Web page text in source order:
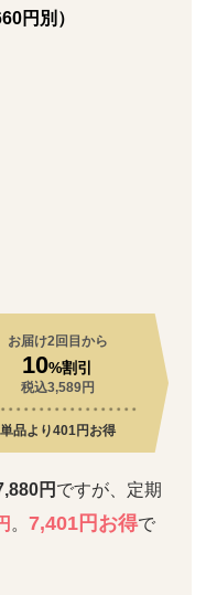
円別）
お届け2回目から
10%割引
税込3,589円
単品より401円お得
円 ですが、定期
。7,401円お得で